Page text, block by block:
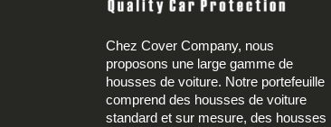
Chez Cover Company, nous
proposons une large gamme de
housses de voiture. Notre portefeuille
comprend des housses de voiture
standard et sur mesure, des housses